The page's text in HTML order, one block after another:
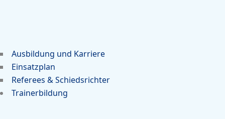
Ausbildung und Karriere
Einsatzplan
Referees & Schiedsrichter
Trainerbildung